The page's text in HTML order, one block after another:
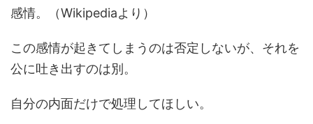
感情。（Wikipediaより）
この感情が起きてしまうのは否定しないが、それを
公に吐き出すのは別。
自分の内面だけで処理してほしい。